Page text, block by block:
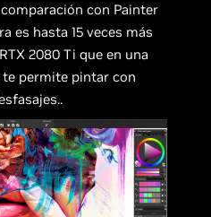
con Painter
es hasta 15 veces más
2080 Ti que en una
te permite pintar con